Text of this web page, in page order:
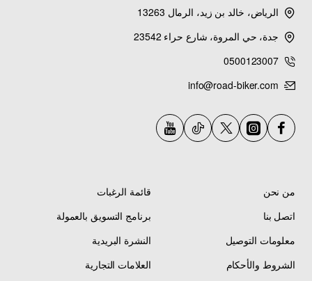
الرياض، خالد بن زيد، الرمال 13263
جدة، حي المروة، شارع حراء 23542
0500123007
info@road-biker.com
من نحن
اتصل بنا
معلومات التوصيل
الشروط والأحكام
قائمة الرغبات
برنامج التسويق بالعمولة
النشرة البريدية
العلامات التجارية